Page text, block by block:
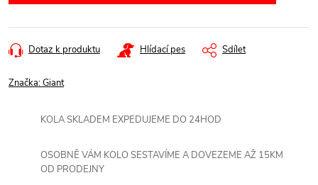
Dotaz k produktu Hlídací pes Sdílet
Značka:Giant
KOLA SKLADEM EXPEDUJEME DO 24HOD
OSOBNĚ VÁM KOLO SESTAVÍME A DOVEZEME AŽ 15KM
OD PRODEJNY